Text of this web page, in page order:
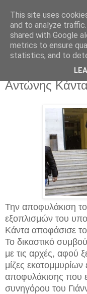
Σάββατο 15
Αντώνης
Την αποφυλάκιση
εξοπλισμών του
Κάντα αποφάσισε
Το δικαστικό
με τις αρχές, αφού
μίζες
αποφυλάκισης που
συνηγόρου του
This site uses
and to analyze
shared with Google
metrics to ensure
statistics, and to